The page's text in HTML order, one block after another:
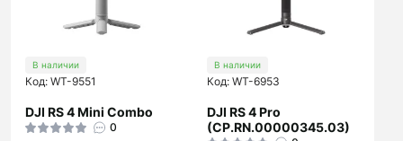
В наличии
Код: WT-9551
DJI RS 4 Mini Combo
0
В наличии
Код: WT-6953
DJI RS 4 Pro
(CP.RN.00000345.03)